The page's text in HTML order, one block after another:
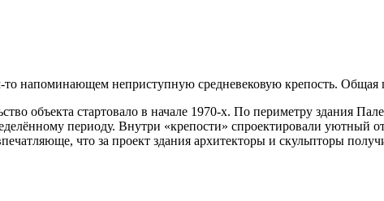
напоминающем неприступную средневековую крепость.
объекта стартовало в начале 1970-х. По периметру здания
периоду. Внутри «крепости» спроектировали уютный
что за проект здания архитекторы и скульпторы